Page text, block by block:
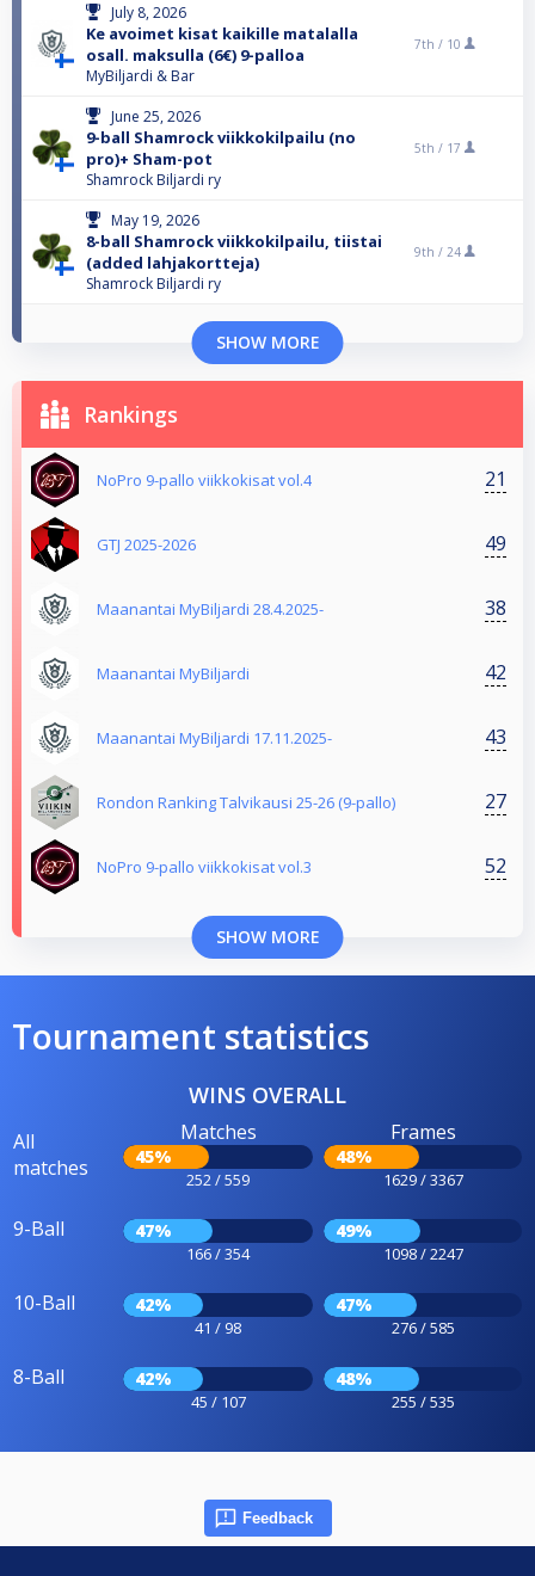
July 8, 2026
Ke avoimet kisat kaikille matalalla
osall. maksulla (6€) 9-palloa
MyBiljardi & Bar
7th / 10
June 25, 2026
9-ball Shamrock viikkokilpailu (no
pro)+ Sham-pot
Shamrock Biljardi ry
5th / 17
May 19, 2026
8-ball Shamrock viikkokilpailu, tiistai
(added lahjakortteja)
Shamrock Biljardi ry
9th / 24
SHOW MORE
Rankings
NoPro 9-pallo viikkokisat vol.4 21
GTJ 2025-2026 49
Maanantai MyBiljardi 28.4.2025- 38
Maanantai MyBiljardi 42
Maanantai MyBiljardi 17.11.2025- 43
Rondon Ranking Talvikausi 25-26 (9-pallo) 27
NoPro 9-pallo viikkokisat vol.3 52
SHOW MORE
Tournament statistics
WINS OVERALL
All
matches
Matches
45%
252 / 559
Frames
48%
1629 / 3367
9-Ball 47%
166 / 354
49%
1098 / 2247
10-Ball 42%
41 / 98
47%
276 / 585
8-Ball 42%
45 / 107
48%
255 / 535
Feedback